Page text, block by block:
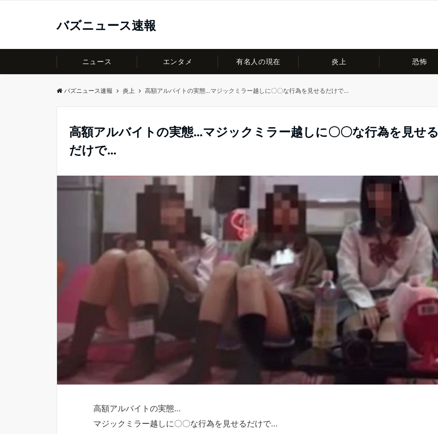
バズニュース速報
ニュース エンタメ 有名人の現在 炎上 恐怖
バズニュース速報 炎上 高額アルバイトの実態…マジックミラー越しに〇〇な行為を見せるだけで…
高額アルバイトの実態…マジックミラー越しに〇〇な行為を見せる
だけで…
高額アルバイトの実態…
マジックミラー越しに〇〇な行為を見せるだけで…